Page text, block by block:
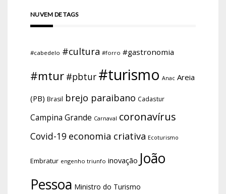
NUVEM DE TAGS
#cabedelo #cultura #forro #gastronomia
#mtur #pbtur #turismo Anac Areia
(PB) Brasil brejo paraibano Cadastur
Campina Grande Carnaval coronavírus
Covid-19 economia criativa Ecoturismo
Embratur engenho triunfo inovação João
Pessoa Ministro do Turismo